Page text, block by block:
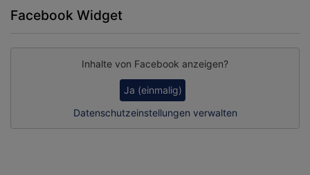
Facebook Widget
Inhalte von Facebook anzeigen?
Ja (einmalig)
Datenschutzeinstellungen verwalten